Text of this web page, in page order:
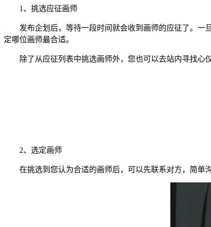
1、挑选应征画师
发布企划后，等待一段时间就会收到画师的应征了。一
定哪位画师最合适。
除了从应征列表中挑选画师外，您也可以去站内寻找心仪
2、选定画师
在挑选到您认为合适的画师后，可以先联系对方，简单沟